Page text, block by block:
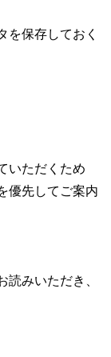
保存しておく
いただくため
優先してご案内
みいただき、